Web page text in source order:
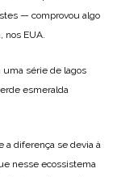
— comprovou algo
nos EUA.
série de lagos
esmeralda
a diferença se devia à
nesse ecossistema